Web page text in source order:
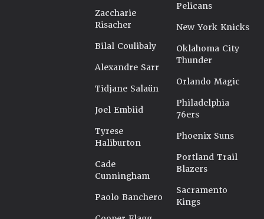
Zaccharie
Risacher
Bilal Coulibaly
Alexandre Sarr
Tidjane Salaün
Joel Embiid
Tyrese
Haliburton
Cade
Cunningham
Paolo Banchero
Pelicans
New York Knicks
Oklahoma City
Thunder
Orlando Magic
Philadelphia
76ers
Phoenix Suns
Portland Trail
Blazers
Sacramento
Kings